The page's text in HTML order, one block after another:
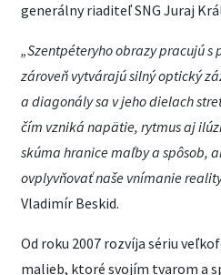
generálny riaditeľ SNG Juraj
„Szentpéteryho obrazy pracujú s
zároveň vytvárajú silný optický
a diagonály sa v jeho dielach
čím vzniká napätie, rytmus aj
skúma hranice maľby a spôsob,
ovplyvňovať naše vnímanie
Vladimír Beskid.
Od roku 2007 rozvíja sériu
malieb, ktoré svojím tvarom a